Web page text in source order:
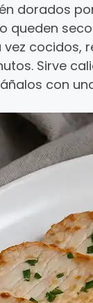
dorados
queden
vez cocidos,
Sirve
con